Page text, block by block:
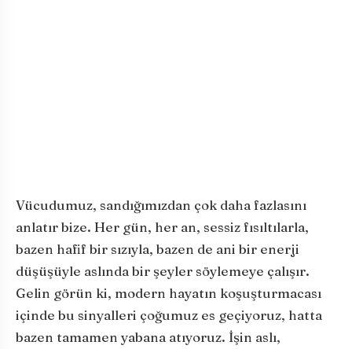
Vücudumuz, sandığımızdan çok daha fazlasını
anlatır bize. Her gün, her an, sessiz fısıltılarla,
bazen hafif bir sızıyla, bazen de ani bir enerji
düşüşüyle aslında bir şeyler söylemeye çalışır.
Gelin görün ki, modern hayatın koşuşturmacası
içinde bu sinyalleri çoğumuz es geçiyoruz, hatta
bazen tamamen yabana atıyoruz. İşin aslı,